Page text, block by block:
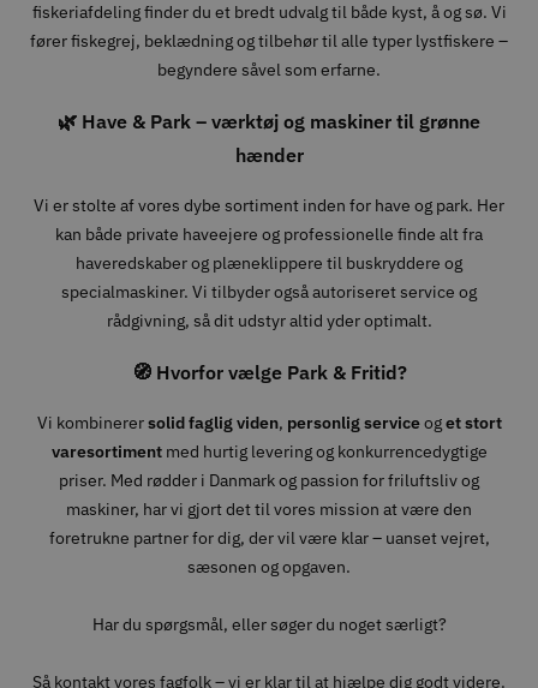
fiskeriafdeling finder du et bredt udvalg til både kyst, å og sø. Vi
fører fiskegrej, beklædning og tilbehør til alle typer lystfiskere –
begyndere såvel som erfarne.
🌿 Have & Park – værktøj og maskiner til grønne
hænder
Vi er stolte af vores dybe sortiment inden for have og park. Her
kan både private haveejere og professionelle finde alt fra
haveredskaber og plæneklippere til buskryddere og
specialmaskiner. Vi tilbyder også autoriseret service og
rådgivning, så dit udstyr altid yder optimalt.
🧭 Hvorfor vælge Park & Fritid?
Vi kombinerersolid faglig viden, personlig serviceoget stort
varesortimentmed hurtig levering og konkurrencedygtige
priser. Med rødder i Danmark og passion for friluftsliv og
maskiner, har vi gjort det til vores mission at være den
foretrukne partner for dig, der vil være klar – uanset vejret,
sæsonen og opgaven.
Har du spørgsmål, eller søger du noget særligt?
Så kontakt vores fagfolk – vi er klar til at hjælpe dig godt videre.